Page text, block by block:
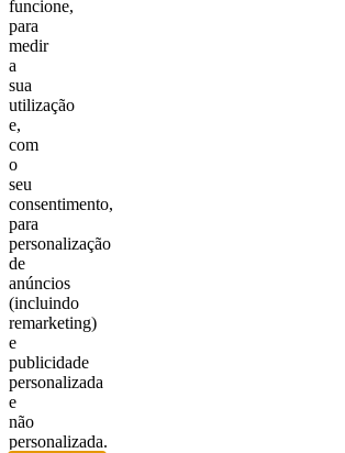
funcione,
para
medir
a
sua
utilização
e,
com
o
seu
consentimento,
para
personalização
de
anúncios
(incluindo
remarketing)
e
publicidade
personalizada
e
não
personalizada.